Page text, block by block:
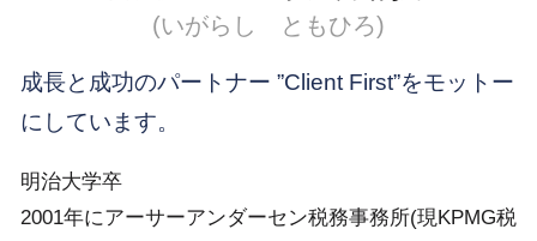
(いがらし ともひろ)
成長と成功のパートナー ”Client First”をモットー
にしています。
明治大学卒
2001年にアーサーアンダーセン税務事務所(現KPMG税